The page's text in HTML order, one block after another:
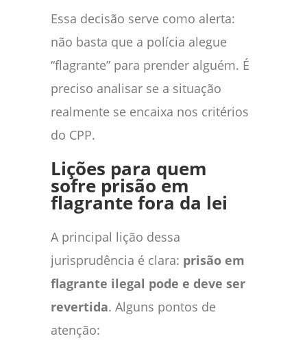
Essa decisão serve como alerta:
não basta que a polícia alegue
“flagrante” para prender alguém. É
preciso analisar se a situação
realmente se encaixa nos critérios
do CPP.
Lições para quem
sofre prisão em
flagrante fora da lei
A principal lição dessa
jurisprudência é clara: prisão em
flagrante ilegal pode e deve ser
revertida. Alguns pontos de
atenção: